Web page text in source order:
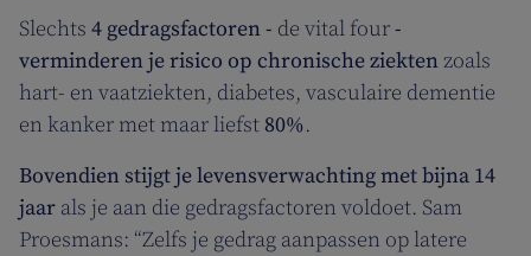
Slechts 4 gedragsfactoren- de vital four-
verminderen je risico op chronische ziekten zoals
hart- en vaatziekten, diabetes, vasculaire dementie
en kanker met maar liefst 80%.
Bovendien stijgt je levensverwachting met bijna 14
jaar als je aan die gedragsfactoren voldoet. Sam
Proesmans: “Zelfs je gedrag aanpassen op latere